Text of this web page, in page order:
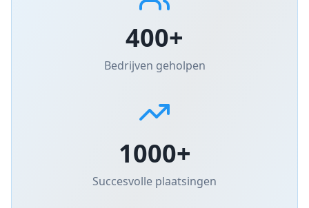
400+
Bedrijven geholpen
1000+
Succesvolle plaatsingen